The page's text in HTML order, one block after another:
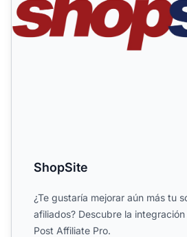
ShopSite
¿Te gustaría mejorar aún más tu
afiliados? Descubre la
Post Affiliate Pro.